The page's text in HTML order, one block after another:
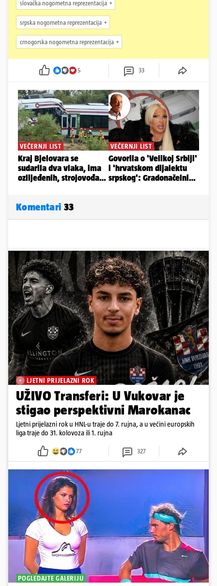
slovačka nogometna reprezentacija
srpska nogometna reprezentacija
crnogorska nogometna reprezentacija
5 33
Komentari 33
LJETNI PRIJELAZNI ROK
UŽIVO Transferi: U Vukovar je
stigao perspektivni Marokanac
Ljetni prijelazni rok u HNL-u traje do 7. rujna, a u većini europskih
liga traje do 31. kolovoza ili 1. rujna
77 327
POGLEDAJTE GALERIJU